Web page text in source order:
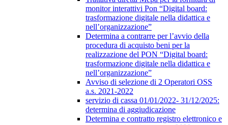
monitor interattivi Pon “Digital board:
trasformazione digitale nella didattica e
nell’organizzazione”
Determina a contrarre per l’avvio della
procedura di acquisto beni per la
realizzazione del PON “Digital board:
trasformazione digitale nella didattica e
nell’organizzazione”
Avviso di selezione di 2 Operatori OSS
a.s. 2021-2022
servizio di cassa 01/01/2022- 31/12/2025:
determina di aggiudicazione
Determina e contratto registro elettronico e